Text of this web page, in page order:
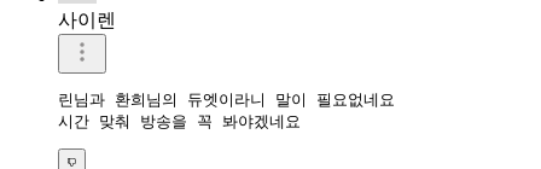
사이렌
린님과 환희님의 듀엣이라니 말이 필요없네요
시간 맞춰 방송을 꼭 봐야겠네요